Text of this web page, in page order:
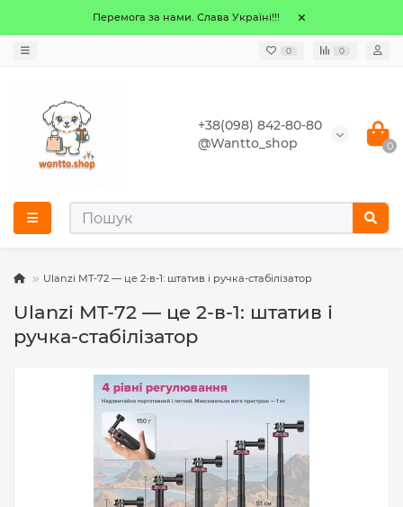
Перемога за нами. Слава Україні!!!
0 0
+38(098) 842-80-80
@Wantto_shop
0
Ulanzi MT-72 — це 2-в-1: штатив і ручка-стабілізатор
Ulanzi MT-72 — це 2-в-1: штатив і
ручка-стабілізатор